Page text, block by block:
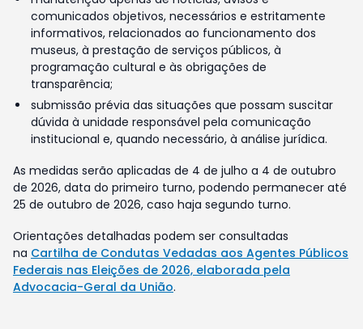
comunicados objetivos, necessários e estritamente
informativos, relacionados ao funcionamento dos
museus, à prestação de serviços públicos, à
programação cultural e às obrigações de
transparência;
submissão prévia das situações que possam suscitar
dúvida à unidade responsável pela comunicação
institucional e, quando necessário, à análise jurídica.
As medidas serão aplicadas de 4 de julho a 4 de outubro
de 2026, data do primeiro turno, podendo permanecer até
25 de outubro de 2026, caso haja segundo turno.
Orientações detalhadas podem ser consultadas
na Cartilha de Condutas Vedadas aos Agentes Públicos
Federais nas Eleições de 2026, elaborada pela
Advocacia-Geral da União.